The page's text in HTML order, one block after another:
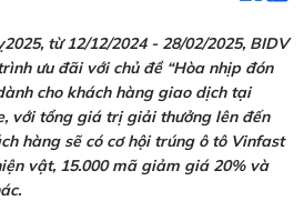
từ 12/12/2024 - 28/02/2025, BIDV
ưu đãi với chủ đề “Hòa nhịp đón
cho khách hàng giao dịch tại
với tổng giá trị giải thưởng lên đến
hàng sẽ có cơ hội trúng ô tô Vinfast
vật, 15.000 mã giảm giá 20% và